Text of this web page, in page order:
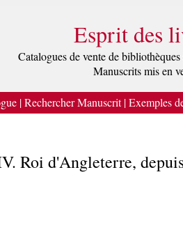
Esprit des
Catalogues de vente de
Manuscrits mis en
|Rechercher Manuscrit|Exemples
Roi d'Angleterre,